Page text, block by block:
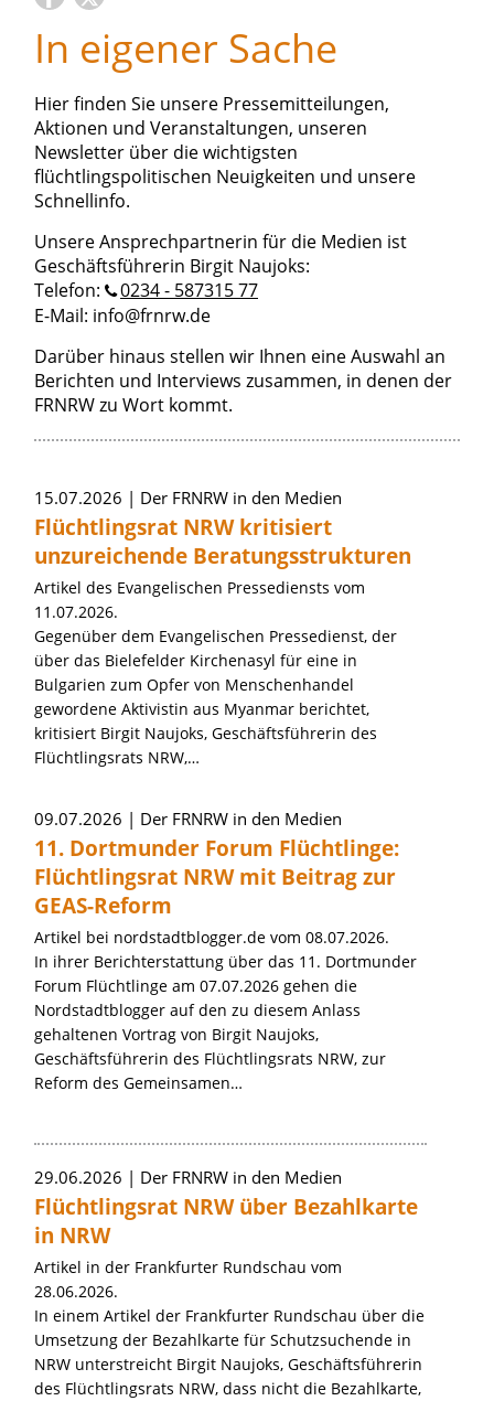
In eigener Sache
Hier finden Sie unsere Pressemitteilungen,
Aktionen und Veranstaltungen, unseren
Newsletter über die wichtigsten
flüchtlingspolitischen Neuigkeiten und unsere
Schnellinfo.
Unsere Ansprechpartnerin für die Medien ist
Geschäftsführerin Birgit Naujoks:
Telefon:
0234 - 587315 77
E-Mail: info@frnrw.de
Darüber hinaus stellen wir Ihnen eine Auswahl an
Berichten und Interviews zusammen, in denen der
FRNRW zu Wort kommt.
15.07.2026 Der FRNRW in den Medien
Flüchtlingsrat NRW kritisiert
unzureichende Beratungsstrukturen
Artikel des Evangelischen Pressediensts vom
11.07.2026.
Gegenüber dem Evangelischen Pressedienst, der
über das Bielefelder Kirchenasyl für eine in
Bulgarien zum Opfer von Menschenhandel
gewordene Aktivistin aus Myanmar berichtet,
kritisiert Birgit Naujoks, Geschäftsführerin des
Flüchtlingsrats NRW,…
09.07.2026 Der FRNRW in den Medien
11. Dortmunder Forum Flüchtlinge:
Flüchtlingsrat NRW mit Beitrag zur
GEAS-Reform
Artikel bei nordstadtblogger.de vom 08.07.2026.
In ihrer Berichterstattung über das 11. Dortmunder
Forum Flüchtlinge am 07.07.2026 gehen die
Nordstadtblogger auf den zu diesem Anlass
gehaltenen Vortrag von Birgit Naujoks,
Geschäftsführerin des Flüchtlingsrats NRW, zur
Reform des Gemeinsamen…
29.06.2026 Der FRNRW in den Medien
Flüchtlingsrat NRW über Bezahlkarte
in NRW
Artikel in der Frankfurter Rundschau vom
28.06.2026.
In einem Artikel der Frankfurter Rundschau über die
Umsetzung der Bezahlkarte für Schutzsuchende in
NRW unterstreicht Birgit Naujoks, Geschäftsführerin
des Flüchtlingsrats NRW, dass nicht die Bezahlkarte,